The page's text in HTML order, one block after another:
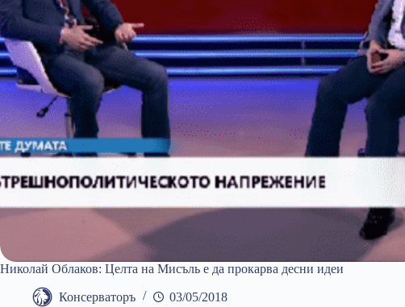
Николай Облаков: Целта на Мисъль е да прокарва десни идеи
Консерваторъ 03/05/2018